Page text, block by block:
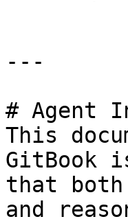
---
# Agent
This
GitBook
that both
and